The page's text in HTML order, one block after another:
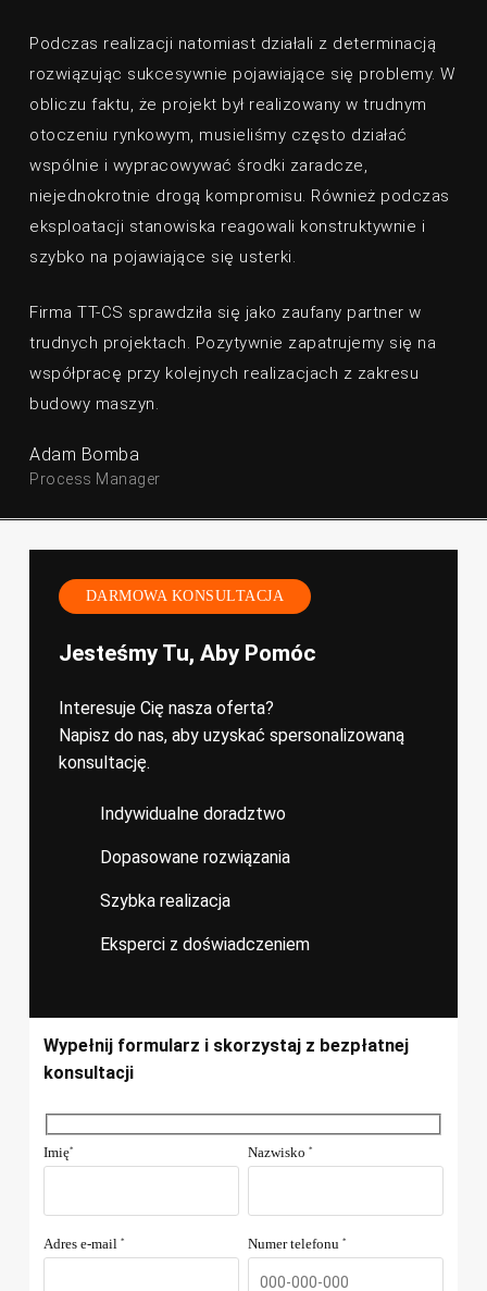
Podczas realizacji natomiast działali z determinacją
rozwiązując sukcesywnie pojawiające się problemy. W
obliczu faktu, że projekt był realizowany w trudnym
otoczeniu rynkowym, musieliśmy często działać
wspólnie i wypracowywać środki zaradcze,
niejednokrotnie drogą kompromisu. Również podczas
eksploatacji stanowiska reagowali konstruktywnie i
szybko na pojawiające się usterki.
Firma TT-CS sprawdziła się jako zaufany partner w
trudnych projektach. Pozytywnie zapatrujemy się na
współpracę przy kolejnych realizacjach z zakresu
budowy maszyn.
Adam Bomba
Process Manager
DARMOWA KONSULTACJA
Jesteśmy Tu, Aby Pomóc
Interesuje Cię nasza oferta?
Napisz do nas, aby uzyskać spersonalizowaną
konsultację.
Indywidualne doradztwo
Dopasowane rozwiązania
Szybka realizacja
Eksperci z doświadczeniem
Wypełnij formularz i skorzystaj z bezpłatnej
konsultacji
Imię* Nazwisko *
Adres e-mail* Numer telefonu *